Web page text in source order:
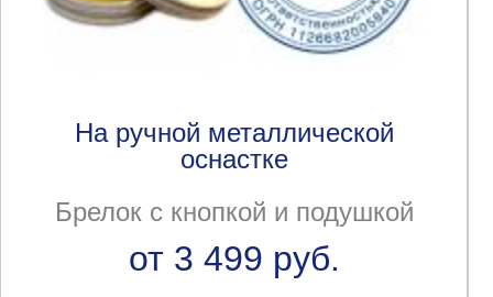
На ручной металлической
оснастке
Брелок с кнопкой и подушкой
от 3 499 руб.